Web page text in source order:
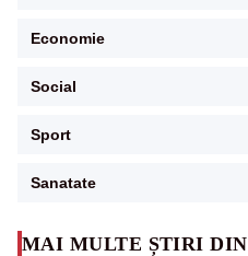
MAI MULTE ȘTIRI DIN
Economie
Social
Sport
Sanatate